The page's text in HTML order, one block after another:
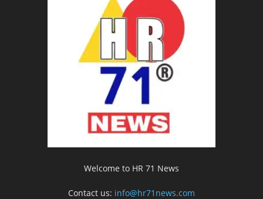
Welcome to HR 71 News
Contact us: info@hr71news.com